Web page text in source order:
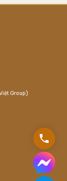
Group)
phone